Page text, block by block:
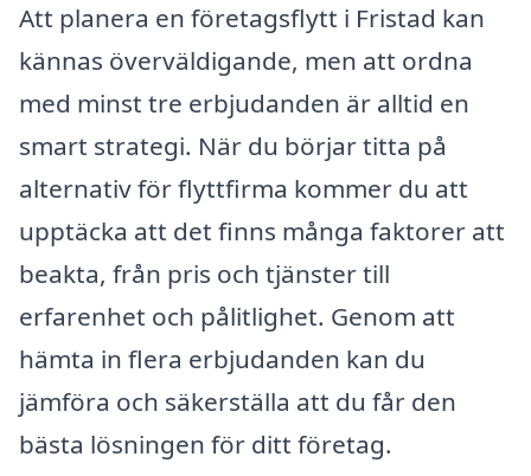
Att planera en företagsflytt i Fristad kan
kännas överväldigande, men att ordna
med minst tre erbjudanden är alltid en
smart strategi. När du börjar titta på
alternativ för flyttfirma kommer du att
upptäcka att det finns många faktorer att
beakta, från pris och tjänster till
erfarenhet och pålitlighet. Genom att
hämta in flera erbjudanden kan du
jämföra och säkerställa att du får den
bästa lösningen för ditt företag.